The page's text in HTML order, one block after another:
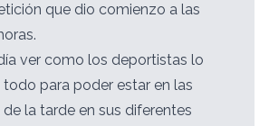
que dio comienzo a las
ver como los deportistas lo
todo para poder estar en las
de la tarde en sus diferentes